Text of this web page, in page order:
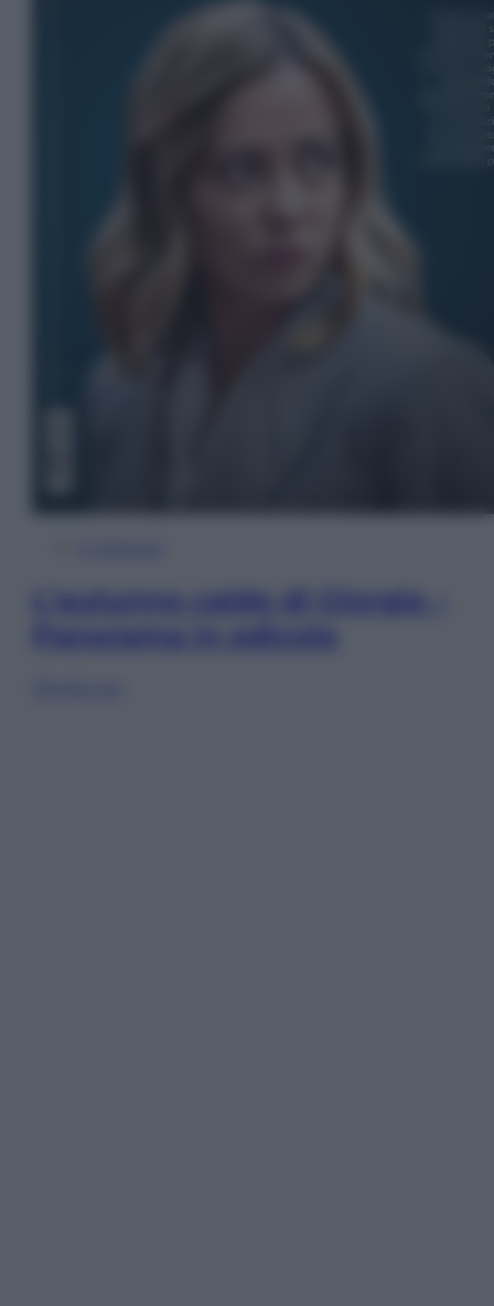
L’autunno caldo di Giorgia –